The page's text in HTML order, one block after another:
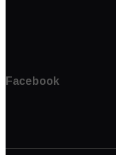
Facebook